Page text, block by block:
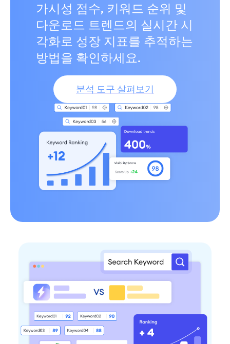
가시성 점수, 키워드 순위 및
다운로드 트렌드의 실시간 시
각화로 성장 지표를 추적하는
방법을 확인하세요.
분석 도구 살펴보기